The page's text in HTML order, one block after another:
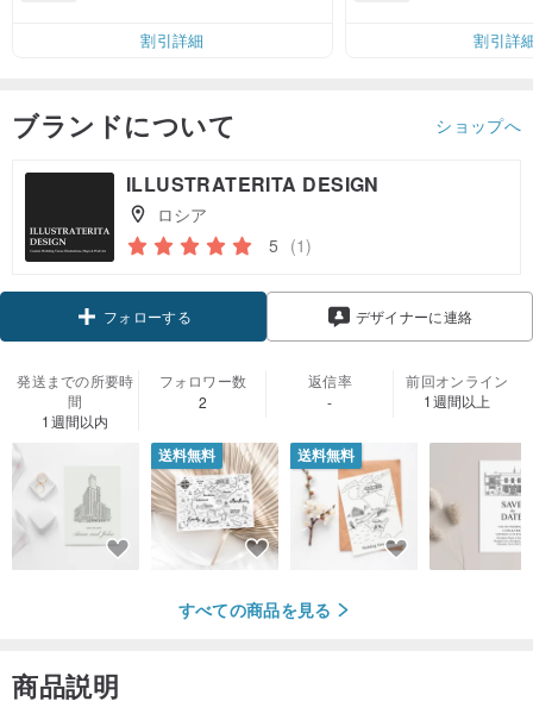
割引詳細
割引詳
ブランドについて ショップへ
ILLUSTRATERITA DESIGN
ロシア
5 (1)
フォローする デザイナーに連絡
発送までの所要時
間
1週間以内
フォロワー数
2
返信率
-
前回オンライン
1週間以上
送料無料 送料無料
すべての商品を見る
商品説明